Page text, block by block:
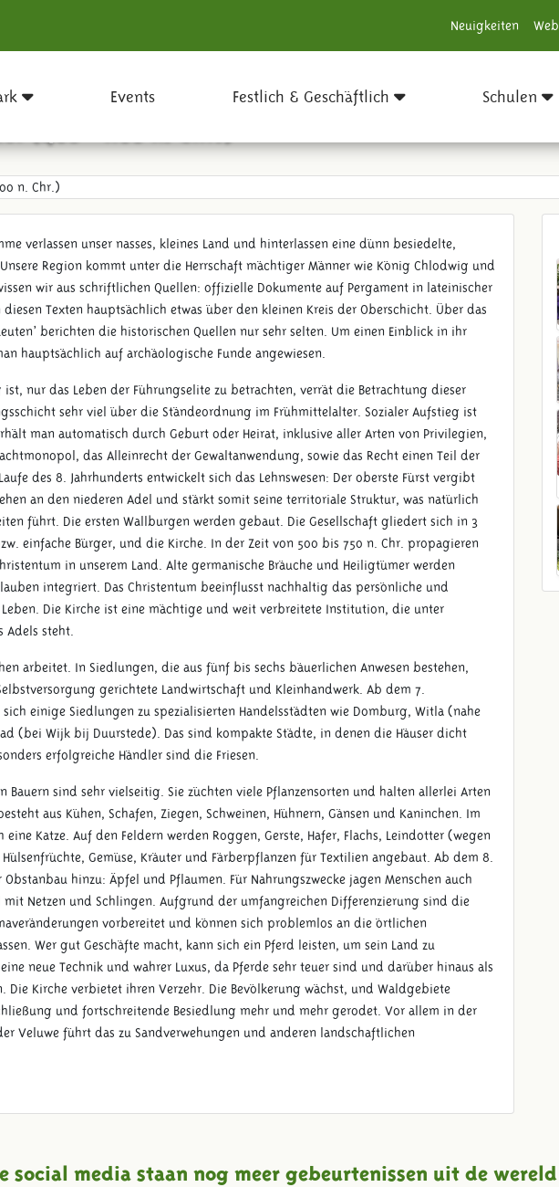
Neuigkeiten
Events Festlich & Geschäftlich Schulen
(406 - 1100 n. Chr.)
verlassen unser nasses, kleines Land und hinterlassen eine dünn besiedelte,
Region kommt unter die Herrschaft mächtiger Männer wie König Chlodwig und
wir aus schriftlichen Quellen: offizielle Dokumente auf Pergament in lateinischer
Texten hauptsächlich etwas über den kleinen Kreis der Oberschicht. Über das
berichten die historischen Quellen nur sehr selten. Um einen Einblick in ihr
hauptsächlich auf archäologische Funde angewiesen.
nur das Leben der Führungselite zu betrachten, verrät die Betrachtung dieser
sehr viel über die Ständeordnung im Frühmittelalter. Sozialer Aufstieg ist
man automatisch durch Geburt oder Heirat, inklusive aller Arten von Privilegien,
das Alleinrecht der Gewaltanwendung, sowie das Recht einen Teil der
des 8. Jahrhunderts entwickelt sich das Lehnswesen: Der oberste Fürst vergibt
an den niederen Adel und stärkt somit seine territoriale Struktur, was natürlich
führt. Die ersten Wallburgen werden gebaut. Die Gesellschaft gliedert sich in 3
einfache Bürger, und die Kirche. In der Zeit von 500 bis 750 n. Chr. propagieren
in unserem Land. Alte germanische Bräuche und Heiligtümer werden
integriert. Das Christentum beeinflusst nachhaltig das persönliche und
Die Kirche ist eine mächtige und weit verbreitete Institution, die unter
Adels steht.
arbeitet. In Siedlungen, die aus fünf bis sechs bäuerlichen Anwesen bestehen,
gerichtete Landwirtschaft und Kleinhandwerk. Ab dem 7.
einige Siedlungen zu spezialisierten Handelsstädten wie Domburg, Witla (nahe
(bei Wijk bij Duurstede). Das sind kompakte Städte, in denen die Häuser dicht
erfolgreiche Händler sind die Friesen.
Bauern sind sehr vielseitig. Sie züchten viele Pflanzensorten und halten allerlei Arten
aus Kühen, Schafen, Ziegen, Schweinen, Hühnern, Gänsen und Kaninchen. Im
eine Katze. Auf den Feldern werden Roggen, Gerste, Hafer, Flachs, Leindotter (wegen
Gemüse, Kräuter und Färberpflanzen für Textilien angebaut. Ab dem 8.
hinzu: Äpfel und Pflaumen. Für Nahrungszwecke jagen Menschen auch
mit Netzen und Schlingen. Aufgrund der umfangreichen Differenzierung sind die
vorbereitet und können sich problemlos an die örtlichen
Wer gut Geschäfte macht, kann sich ein Pferd leisten, um sein Land zu
neue Technik und wahrer Luxus, da Pferde sehr teuer sind und darüber hinaus als
Die Kirche verbietet ihren Verzehr. Die Bevölkerung wächst, und Waldgebiete
und fortschreitende Besiedlung mehr und mehr gerodet. Vor allem in der
Veluwe führt das zu Sandverwehungen und anderen landschaftlichen
social media staan nog meer gebeurtenissen uit de wereld